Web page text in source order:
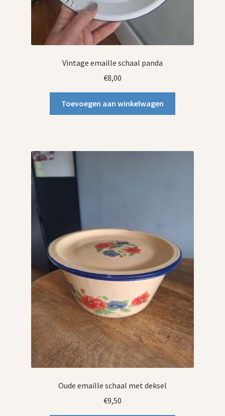
Vintage emaille schaal panda
€8,00
Toevoegen aan winkelwagen
Oude emaille schaal met deksel
€9,50